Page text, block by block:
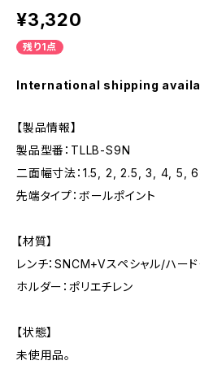
¥3,320
残り1点
International shipping
【製品情報】
製品型番：TLLB-S9N
二面幅寸法：1.5, 2, 2.5, 3, 4, 5,
先端タイプ：ボールポイント
【材質】
レンチ：SNCM+Vスペシャル/ハー
ホルダー：ポリエチレン
【状態】
未使用品。